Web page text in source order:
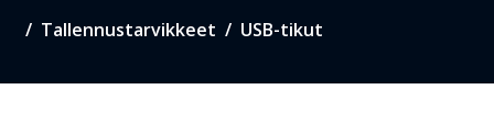
Tallennustarvikkeet USB-tikut